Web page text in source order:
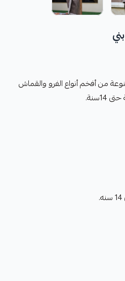
من أفخم أنواع الفرو والقماش